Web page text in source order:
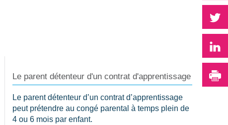
Le parent détenteur d'un contrat d'apprentissage
Le parent détenteur d’un contrat d’apprentissage
peut prétendre au congé parental à temps plein de
4 ou 6 mois par enfant.